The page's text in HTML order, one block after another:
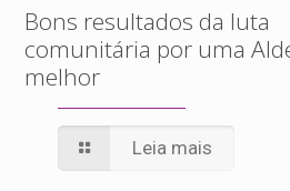
Bons resultados da luta
comunitária por uma
melhor
Leia mais